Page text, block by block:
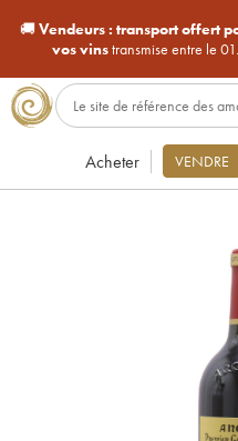
🚚Vendeurs : transport offert
vos vinstransmise entre le
Acheter VENDRE